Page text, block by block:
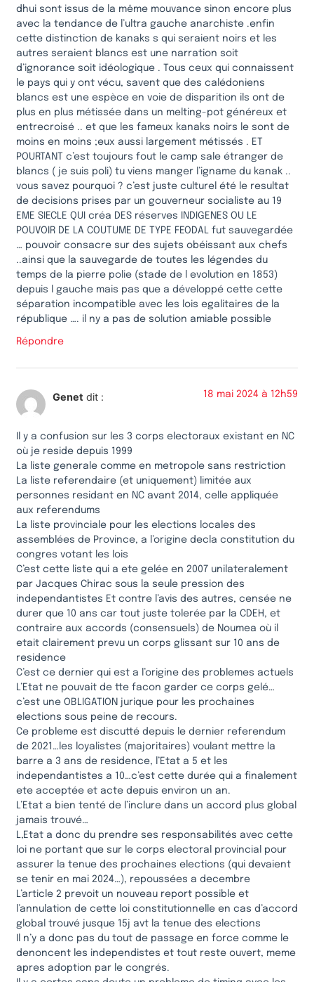
dhui sont issus de la même mouvance sinon encore plus
avec la tendance de l’ultra gauche anarchiste .enfin
cette distinction de kanaks s qui seraient noirs et les
autres seraient blancs est une narration soit
d’ignorance soit idéologique . Tous ceux qui connaissent
le pays qui y ont vécu, savent que des calédoniens
blancs est une espèce en voie de disparition ils ont de
plus en plus métissée dans un melting-pot généreux et
entrecroisé .. et que les fameux kanaks noirs le sont de
moins en moins ;eux aussi largement métissés . ET
POURTANT c’est toujours fout le camp sale étranger de
blancs ( je suis poli) tu viens manger l’igname du kanak ..
vous savez pourquoi ? c’est juste culturel été le resultat
de decisions prises par un gouverneur socialiste au 19
EME SIECLE QUI créa DES réserves INDIGENES OU LE
POUVOIR DE LA COUTUME DE TYPE FEODAL fut sauvegardée
… pouvoir consacre sur des sujets obéissant aux chefs
..ainsi que la sauvegarde de toutes les légendes du
temps de la pierre polie (stade de l evolution en 1853)
depuis l gauche mais pas que a développé cette cette
séparation incompatible avec les lois egalitaires de la
république …. il ny a pas de solution amiable possible
Répondre
Genet dit : 18 mai 2024 à 12h59
Il y a confusion sur les 3 corps electoraux existant en NC
où je reside depuis 1999
La liste generale comme en metropole sans restriction
La liste referendaire (et uniquement) limitée aux
personnes residant en NC avant 2014, celle appliquée
aux referendums
La liste provinciale pour les elections locales des
assemblées de Province, a l’origine decla constitution du
congres votant les lois
C’est cette liste qui a ete gelée en 2007 unilateralement
par Jacques Chirac sous la seule pression des
independantistes Et contre l’avis des autres, censée ne
durer que 10 ans car tout juste tolerée par la CDEH, et
contraire aux accords (consensuels) de Noumea où il
etait clairement prevu un corps glissant sur 10 ans de
residence
C’est ce dernier qui est a l’origine des problemes actuels
L’Etat ne pouvait de tte facon garder ce corps gelé…
c’est une OBLIGATION jurique pour les prochaines
elections sous peine de recours.
Ce probleme est discutté depuis le dernier referendum
de 2021…les loyalistes (majoritaires) voulant mettre la
barre a 3 ans de residence, l’Etat a 5 et les
independantistes a 10…c’est cette durée qui a finalement
ete acceptée et acte depuis environ un an.
L’Etat a bien tenté de l’inclure dans un accord plus global
jamais trouvé…
L,Etat a donc du prendre ses responsabilités avec cette
loi ne portant que sur le corps electoral provincial pour
assurer la tenue des prochaines elections (qui devaient
se tenir en mai 2024…), repoussées a decembre
L’article 2 prevoit un nouveau report possible et
l’annulation de cette loi constitutionnelle en cas d’accord
global trouvé jusque 15j avt la tenue des elections
Il n’y a donc pas du tout de passage en force comme le
denoncent les independistes et tout reste ouvert, meme
apres adoption par le congrés.